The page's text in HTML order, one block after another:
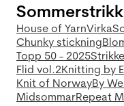
House of YarnVirka
Chunky stickning
Topp 50 - 2025
Flid vol.2Knitting by
Knit of NorwayBy
MidsommarRepeat